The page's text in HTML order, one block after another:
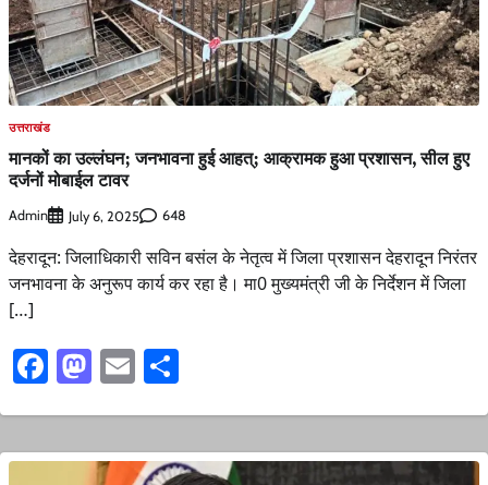
उत्तराखंड
मानकों का उल्लंघन; जनभावना हुई आहत्; आक्रामक हुआ प्रशासन, सील हुए
दर्जनों मोबाईल टावर
Admin July 6, 2025 648
देहरादून: जिलाधिकारी सविन बसंल के नेतृत्व में जिला प्रशासन देहरादून निरंतर
जनभावना के अनुरूप कार्य कर रहा है। मा0 मुख्यमंत्री जी के निर्देशन में जिला
[…]
Facebook
Mastodon
Email